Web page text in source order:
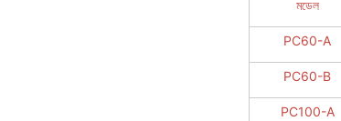
মডেল
PC60-A
PC60-B
PC100-A